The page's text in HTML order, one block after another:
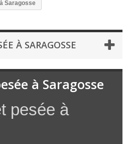
Saragosse
À SARAGOSSE
à Saragosse
pesée à